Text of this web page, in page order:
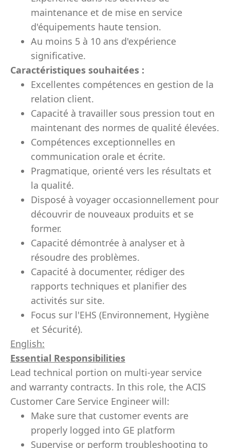
maintenance et de mise en service
d'équipements haute tension.
Au moins 5 à 10 ans d'expérience
significative.
Caractéristiques souhaitées :
Excellentes compétences en gestion de la
relation client.
Capacité à travailler sous pression tout en
maintenant des normes de qualité élevées.
Compétences exceptionnelles en
communication orale et écrite.
Pragmatique, orienté vers les résultats et
la qualité.
Disposé à voyager occasionnellement pour
découvrir de nouveaux produits et se
former.
Capacité démontrée à analyser et à
résoudre des problèmes.
Capacité à documenter, rédiger des
rapports techniques et planifier des
activités sur site.
Focus sur l'EHS (Environnement, Hygiène
et Sécurité).
English:
Essential Responsibilities
Lead technical portion on multi-year service
and warranty contracts. In this role, the ACIS
Customer Care Service Engineer will:
Make sure that customer events are
properly logged into GE platform
Supervise or perform troubleshooting to